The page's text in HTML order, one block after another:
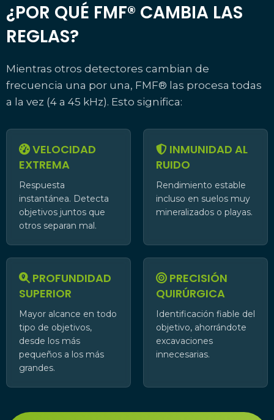
¿POR QUÉ FMF® CAMBIA LAS
REGLAS?
Mientras otros detectores cambian de
frecuencia una por una, FMF® las procesa todas
a la vez (4 a 45 kHz). Esto significa:
VELOCIDAD
EXTREMA
Respuesta
instantánea. Detecta
objetivos juntos que
otros separan mal.
INMUNIDAD AL
RUIDO
Rendimiento estable
incluso en suelos muy
mineralizados o playas.
PROFUNDIDAD
SUPERIOR
Mayor alcance en todo
tipo de objetivos,
desde los más
pequeños a los más
grandes.
PRECISIÓN
QUIRÚRGICA
Identificación fiable del
objetivo, ahorrándote
excavaciones
innecesarias.